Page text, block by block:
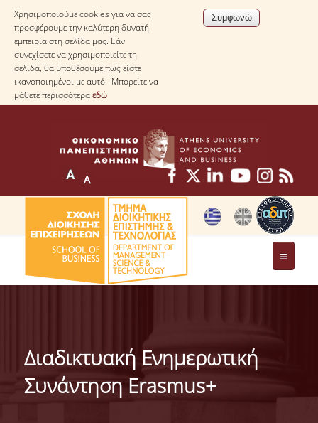
Χρησιμοποιούμε cookies για να σας
προσφέρουμε την καλύτερη δυνατή
εμπειρία στη σελίδα μας. Εάν
συνεχίσετε να χρησιμοποιείτε τη
σελίδα, θα υποθέσουμε πως είστε
ικανοποιημένοι με αυτό. Μπορείτε να
μάθετε περισσότεραεδώ
ΤΟ ΤΜΗΜΑ
ΤΑΥΤΟΤΗΤΑ ΤΟΥ ΤΜΗΜΑΤΟΣ
ΑΠΟΣΤΟΛΗ ΤΟΥ ΤΜΗΜΑΤΟΣ
ΔΙΟΙΚΗΣΗ ΤΟΥ ΤΜΗΜΑΤΟΣ
Διαδικτυακή Ενημερωτική
Συνάντηση Erasmus+